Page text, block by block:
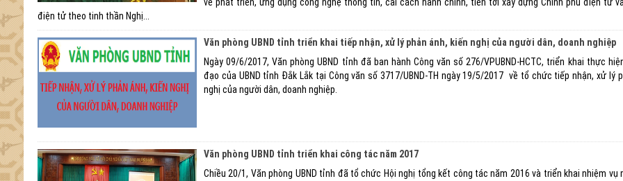
điện tử theo tinh thần Nghị...
Văn phòng UBND tỉnh triển khai tiếp nhận, xử lý phản ánh, kiến nghị của người dân, doanh nghiệp
Ngày 09/6/2017, Văn phòng UBND tỉnh đã ban hành Công văn số 276/VPUBND-HCTC, triển khai thực
đạo của UBND tỉnh Đắk Lắk tại Công văn số 3717/UBND-TH ngày 19/5/2017 về tổ chức tiếp nhận, xử lý
nghị của người dân, doanh nghiệp.
Văn phòng UBND tỉnh triển khai công tác năm 2017
Chiều 20/1, Văn phòng UBND tỉnh đã tổ chức Hội nghị tổng kết công tác năm 2016 và triển khai nhiệm vụ